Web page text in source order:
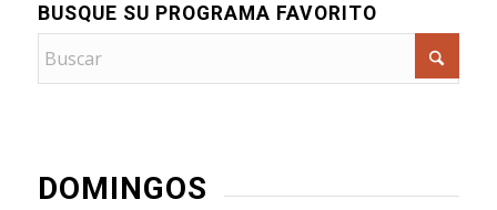
BUSQUE SU PROGRAMA FAVORITO
DOMINGOS